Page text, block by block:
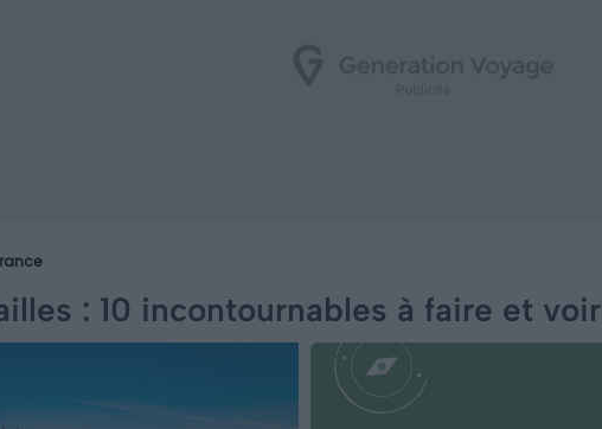
: 10 incontournables à faire et voir